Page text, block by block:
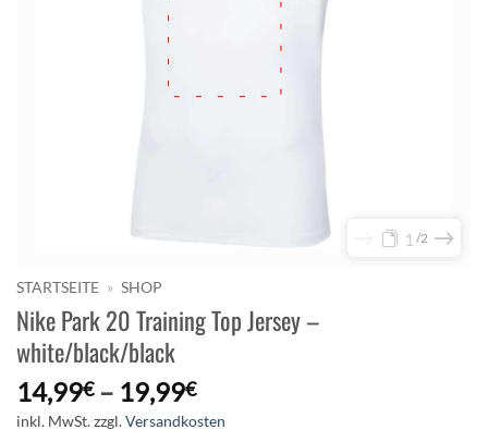
1 2
STARTSEITE » SHOP
Nike Park 20 Training Top Jersey –
white/black/black
14,99€– 19,99€
inkl. MwSt.zzgl.Versandkosten